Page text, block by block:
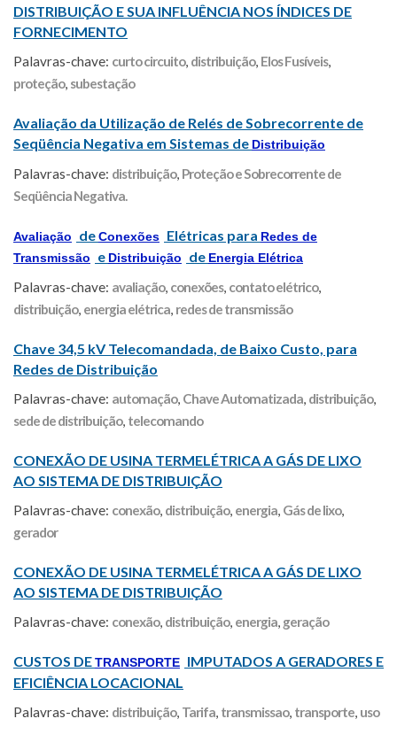
DISTRIBUIÇÃO E SUA INFLUÊNCIA NOS ÍNDICES DE
FORNECIMENTO
Palavras-chave: curto circuito, distribuição, Elos Fusíveis,
proteção, subestação
Avaliação da Utilização de Relés de Sobrecorrente de
Seqüência Negativa em Sistemas de Distribuição
Palavras-chave: distribuição, Proteção e Sobrecorrente de
Seqüência Negativa.
Avaliação deConexões Elétricas para Redes de
Transmissão
e Distribuição de Energia Elétrica
Palavras-chave: avaliação, conexões, contato elétrico,
distribuição, energia elétrica, redes de transmissão
Chave 34,5 kV Telecomandada, de Baixo Custo, para
Redes de Distribuição
Palavras-chave: automação, Chave Automatizada, distribuição,
sede de distribuição, telecomando
CONEXÃO DE USINA TERMELÉTRICA A GÁS DE LIXO
AO SISTEMA DE DISTRIBUIÇÃO
Palavras-chave: conexão, distribuição, energia, Gás de lixo,
gerador
CONEXÃO DE USINA TERMELÉTRICA A GÁS DE LIXO
AO SISTEMA DE DISTRIBUIÇÃO
Palavras-chave: conexão, distribuição, energia, geração
CUSTOS DETRANSPORTE IMPUTADOS A GERADORES E
EFICIÊNCIA LOCACIONAL
Palavras-chave: distribuição, Tarifa, transmissao, transporte, uso